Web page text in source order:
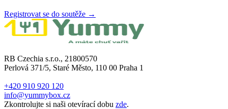
Registrovat se do soutěže →
RB Czechia s.r.o., 21800570
Perlová 371/5, Staré Město, 110 00 Praha 1
+420 910 920 120
info@yummybox.cz
Zkontrolujte si naši otevírací dobu zde.